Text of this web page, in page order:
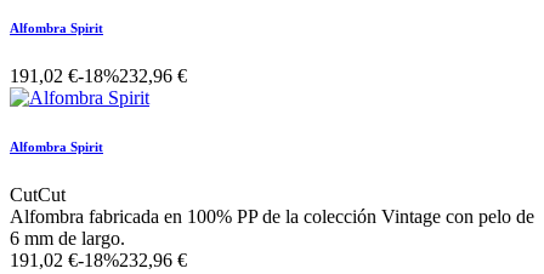
Alfombra Spirit
191,02 €-18%232,96 €
Alfombra Spirit
CutCut
Alfombra fabricada en 100% PP de la colección Vintage con pelo de
6 mm de largo.
191,02 €-18%232,96 €